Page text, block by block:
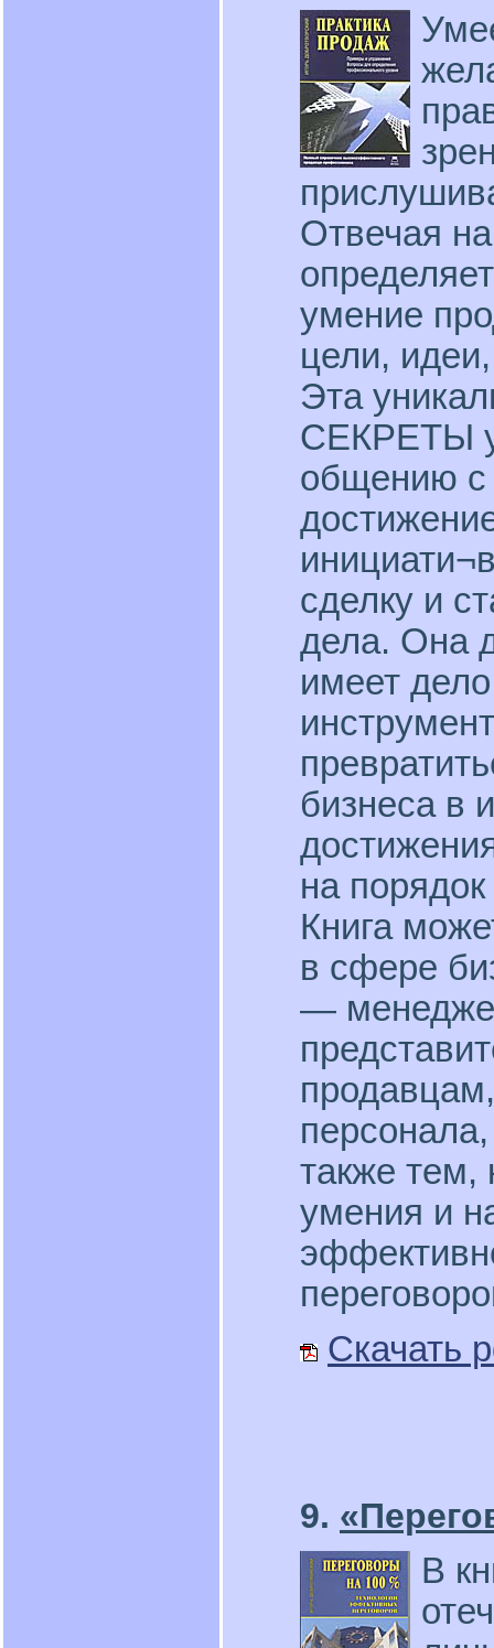
Отвечая
умение
цели,
Эта
СЕКРЕТЫ
общению с
сделку и
дела. Она
имеет
бизнеса в
на
Книга
в сфере
—
также тем,
умения и
Скачать
9.
В